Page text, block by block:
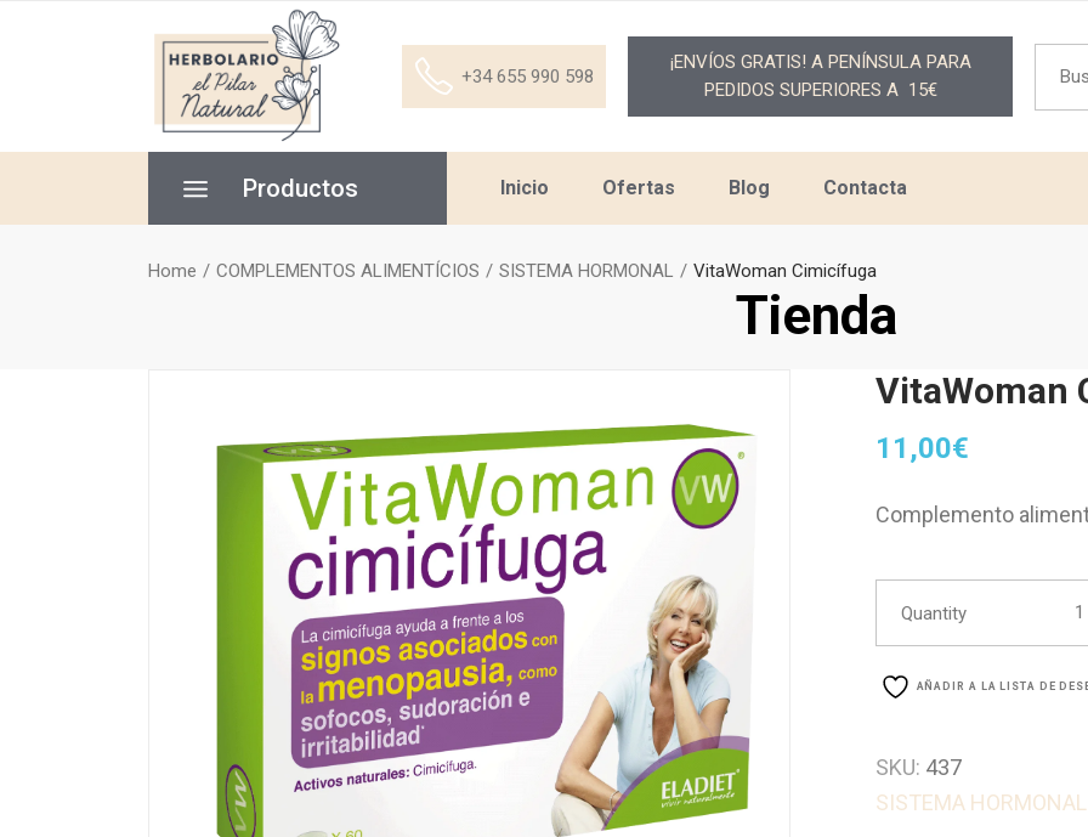
+34 655 990 598
¡ENVÍOS GRATIS! A PENÍNSULA PARA
PEDIDOS SUPERIORES A 15€
Search
for:
Productos Inicio Ofertas Blog Contacta
Tienda
Home COMPLEMENTOS ALIMENTÍCIOS SISTEMA HORMONAL VitaWoman Cimicífuga
VitaWoman
11,00€
Complemento
Quantity
AÑADIR A LA LISTA DE
SKU: 437
SISTEMA HORMONAL